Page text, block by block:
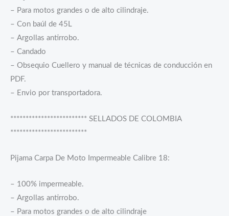
– Para motos grandes o de alto cilindraje.
– Con baúl de 45L
– Argollas antirrobo.
– Candado
– Obsequio Cuellero y manual de técnicas de conducción en
PDF.
– Envio por transportadora.
************************* SELLADOS DE COLOMBIA
*************************
Pijama Carpa De Moto Impermeable Calibre 18:
– 100% impermeable.
– Argollas antirrobo.
– Para motos grandes o de alto cilindraje